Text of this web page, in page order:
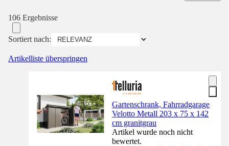
106 Ergebnisse
Sortiert nach:
Artikelliste überspringen
Gartenschrank, Fahrradgarage
Velotto Metall 203 x 75 x 142
cm granitgrau
Artikel wurde noch nicht
bewertet.